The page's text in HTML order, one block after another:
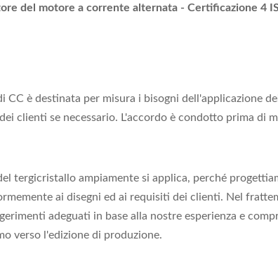
del motore a corrente alternata - Certificazione 4
è destinata per misura i bisogni dell'applicazione
clienti se necessario. L'accordo è condotto prima di
tergicristallo ampiamente si applica, perché
ai disegni ed ai requisiti dei clienti. Nel
adeguati in base alla nostre esperienza e
verso l'edizione di produzione.